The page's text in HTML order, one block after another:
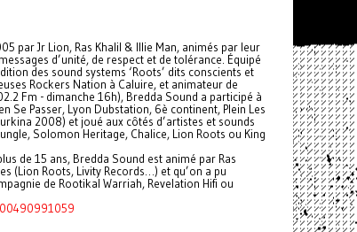
par Jr Lion, Ras Khalil & Illie Man, animés par leur
d’unité, de respect et de tolérance. Équipé
des sound systems ‘Roots’ dits conscients et
Rockers Nation à Caluire, et animateur de
Fm - dimanche 16h), Bredda Sound a participé à
Se Passer, Lyon Dubstation, 6è continent, Plein Les
2008) et joué aux côtés d’artistes et sounds
Solomon Heritage, Chalice, Lion Roots ou King
de 15 ans, Bredda Sound est animé par Ras
(Lion Roots, Livity Records…) et qu’on a pu
de Rootikal Warriah, Revelation Hifi ou